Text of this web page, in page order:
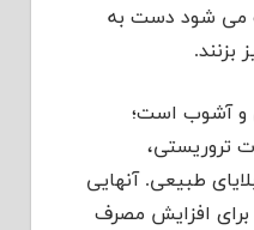
می شود دست به
بزنند.
و آشوب است؛
تروریستی،
طبیعی. آنهایی
برای افزایش مصرف